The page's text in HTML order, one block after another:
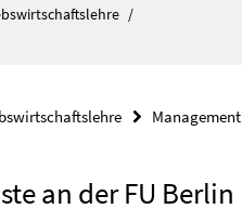
/
Management
an der FU Berlin